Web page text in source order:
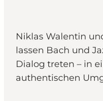
Niklas Walentin
lassen Bach und
Dialog treten – in
authentischen